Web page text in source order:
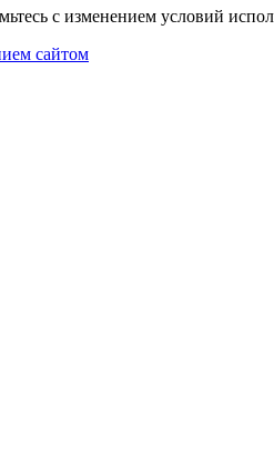
с изменением условий
сайтом